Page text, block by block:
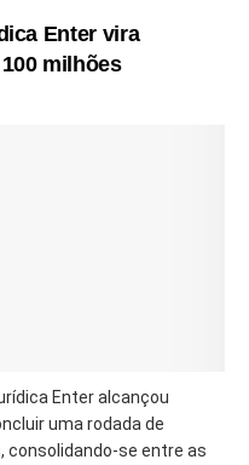
Enter vira
milhões
Enter alcançou
uma rodada de
consolidando-se entre as